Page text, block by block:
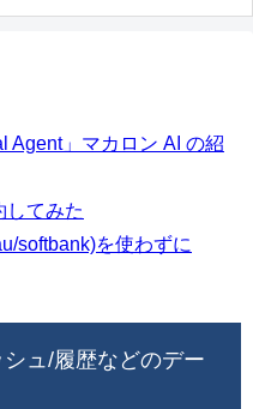
Agent」マカロン AI の紹
してみた
softbank)を使わずに
ュ/履歴などのデー